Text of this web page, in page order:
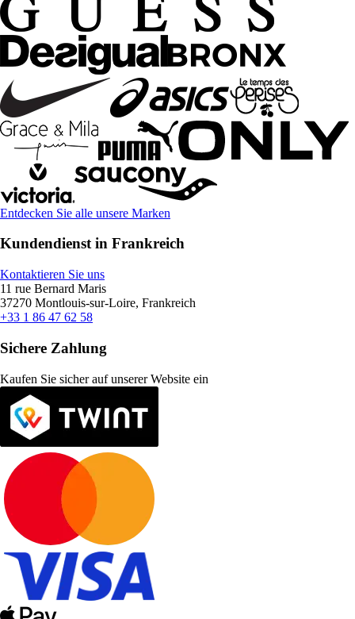
Entdecken Sie alle unsere Marken
Kundendienst in Frankreich
Kontaktieren Sie uns
11 rue Bernard Maris
37270 Montlouis-sur-Loire, Frankreich
+33 1 86 47 62 58
Sichere Zahlung
Kaufen Sie sicher auf unserer Website ein